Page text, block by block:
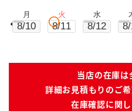
月
8/10
火
8/11
水
8/12
当店の在庫は
詳細お見積もりのご
在庫確認に関